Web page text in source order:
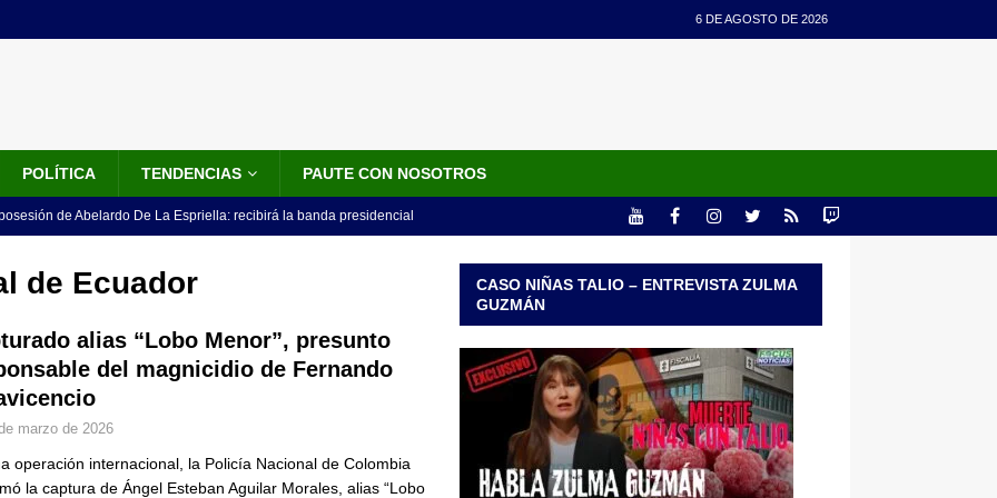
6 DE AGOSTO DE 2026
POLÍTICA TENDENCIAS PAUTE CON NOSOTROS
de Abelardo De La Espriella: recibirá la banda presidencial
no asistirá a la posesión de Abelardo de la Espriella y llama a
LO ÚLTIMO
de la banda presidencial que portará Abelardo De La
de un sastre colombiano reconocido en el mundo
Fiscalía amplía investigación por presunto lavado de activos y
de Ecuador
alias “Lobo Menor”, presunto
del magnicidio de Fernando
marzo de 2026
operación internacional, la Policía Nacional de Colombia
la captura de Ángel Esteban Aguilar Morales, alias “Lobo
CASO NIÑAS TALIO – ENTREVISTA ZULMA
GUZMÁN